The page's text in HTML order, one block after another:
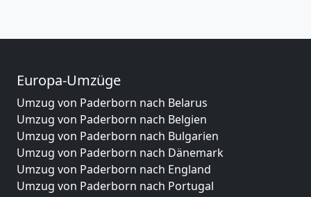
Europa-Umzüge
Umzug von Paderborn nach Belarus
Umzug von Paderborn nach Belgien
Umzug von Paderborn nach Bulgarien
Umzug von Paderborn nach Dänemark
Umzug von Paderborn nach England
Umzug von Paderborn nach Portugal